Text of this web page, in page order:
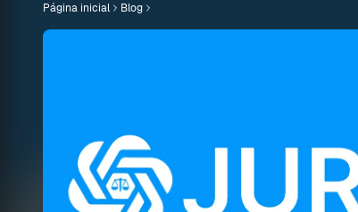
Página inicial Blog